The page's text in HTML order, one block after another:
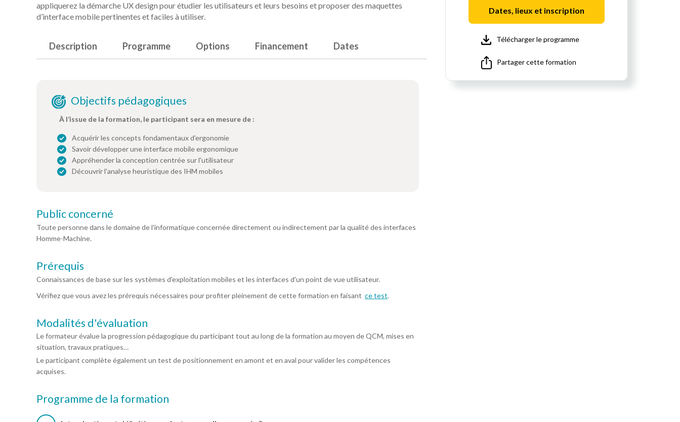
Dates, lieux et inscription
Télécharger le programme
Partager cette formation
appliquerez la démarche UX design pour étudier les utilisateurs et leurs besoins et proposer des maquettes
d’interface mobile pertinentes et faciles à utiliser.
Description Programme Options Financement Dates
Objectifs pédagogiques
À l’issue de la formation, le participant sera en mesure de :
Acquérir les concepts fondamentaux d'ergonomie
Savoir développer une interface mobile ergonomique
Appréhender la conception centrée sur l'utilisateur
Découvrir l'analyse heuristique des IHM mobiles
Public concerné
Toute personne dans le domaine de l'informatique concernée directement ou indirectement par la qualité des interfaces
Homme-Machine.
Prérequis
Connaissances de base sur les systèmes d'exploitation mobiles et les interfaces d'un point de vue utilisateur.
Vérifiez que vous avez les prérequis nécessaires pour profiter pleinement de cette formation en faisant ce test.
Modalités d'évaluation
Le formateur évalue la progression pédagogique du participant tout au long de la formation au moyen de QCM, mises en
situation, travaux pratiques…
Le participant complète également un test de positionnement en amont et en aval pour valider les compétences
acquises.
Programme de la formation